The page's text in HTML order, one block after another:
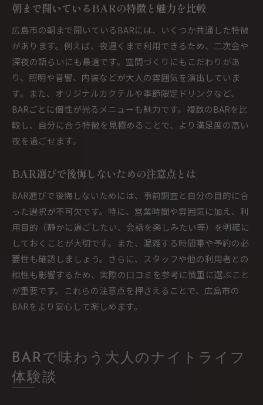
朝まで開いているBARの特徴と魅力を比較
広島市の朝まで開いているBARには、いくつか共通した特徴
があります。例えば、夜遅くまで利用できるため、二次会や
深夜の語らいにも最適です。空間づくりにもこだわりがあ
り、照明や音響、内装などが大人の雰囲気を演出していま
す。また、オリジナルカクテルや季節限定ドリンクなど、
BARごとに個性が光るメニューも魅力です。複数のBARを比
較し、自分に合う特徴を見極めることで、より満足度の高い
夜を過ごせます。
BAR選びで後悔しないための注意点とは
BAR選びで後悔しないためには、事前調査と自分の目的に合
った選択が不可欠です。特に、営業時間や雰囲気に加え、利
用目的（静かに過ごしたい、会話を楽しみたい等）を明確に
しておくことが大切です。また、混雑する時間帯や予約の必
要性も確認しましょう。さらに、スタッフや他の利用者との
相性も影響するため、実際の口コミを参考に慎重に選ぶこと
が重要です。これらの注意点を押さえることで、広島市の
BARをより安心して楽しめます。
BARで味わう大人のナイトライフ
体験談